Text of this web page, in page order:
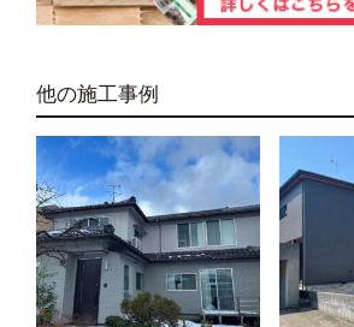
他の施工事例